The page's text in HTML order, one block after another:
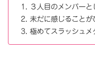
３人目のメンバー
未だに感じることが
極めてスラッシュメ